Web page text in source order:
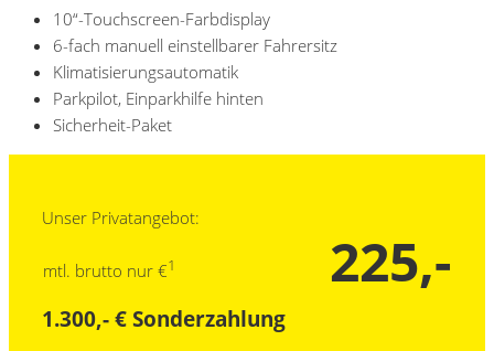
10“-Touchscreen-Farbdisplay
6-fach manuell einstellbarer Fahrersitz
Klimatisierungsautomatik
Parkpilot, Einparkhilfe hinten
Sicherheit-Paket
Unser Privatangebot:
mtl. brutto nur €1 225,-
1.300,- € Sonderzahlung